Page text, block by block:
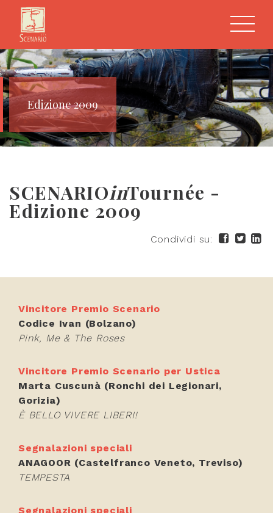
Edizione 2009
SCENARIOinTournée -
Edizione 2009
Condividi su:
Vincitore Premio Scenario
Codice Ivan (Bolzano)
Pink, Me & The Roses
Vincitore Premio Scenario per Ustica
Marta Cuscunà (Ronchi dei Legionari,
Gorizia)
È BELLO VIVERE LIBERI!
Segnalazioni speciali
ANAGOOR (Castelfranco Veneto, Treviso)
TEMPESTA
Segnalazioni speciali